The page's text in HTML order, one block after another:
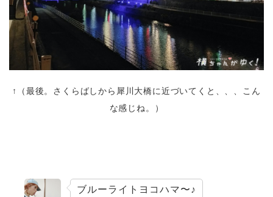
↑（最後。さくらばしから犀川大橋に近づいてくと、、、こん
な感じね。）
ブルーライトヨコハマ〜♪